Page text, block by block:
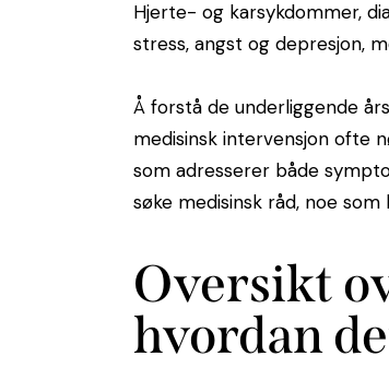
Hjerte- og karsykdommer,
stress, angst og depresjon,
Å forstå de underliggende
medisinsk intervensjon ofte
som adresserer både
søke medisinsk råd, noe
Oversikt
hvordan